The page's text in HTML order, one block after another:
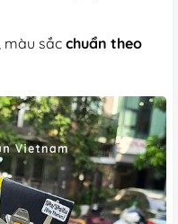
màu sắc chuẩn theo